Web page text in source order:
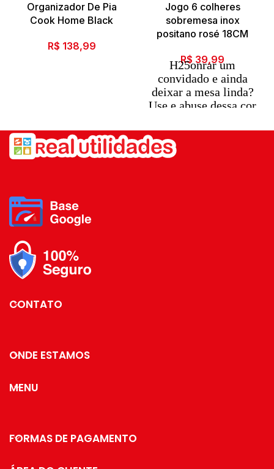
Organizador De Pia
Cook Home Black
R$ 138,99
Jogo 6 colheres
sobremesa inox
positano rosé 18CM
R$ 39,99
H25onrar um
convidado e ainda
deixar a mesa linda?
Use e abuse dessa cor
Os metais mais nobres
não só em colares,
mas também
CONTATO
ONDE ESTAMOS
MENU
FORMAS DE PAGAMENTO